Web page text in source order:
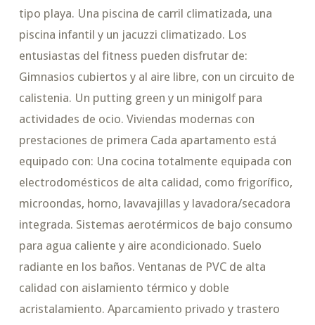
tipo playa. Una piscina de carril climatizada, una
piscina infantil y un jacuzzi climatizado. Los
entusiastas del fitness pueden disfrutar de:
Gimnasios cubiertos y al aire libre, con un circuito de
calistenia. Un putting green y un minigolf para
actividades de ocio. Viviendas modernas con
prestaciones de primera Cada apartamento está
equipado con: Una cocina totalmente equipada con
electrodomésticos de alta calidad, como frigorífico,
microondas, horno, lavavajillas y lavadora/secadora
integrada. Sistemas aerotérmicos de bajo consumo
para agua caliente y aire acondicionado. Suelo
radiante en los baños. Ventanas de PVC de alta
calidad con aislamiento térmico y doble
acristalamiento. Aparcamiento privado y trastero